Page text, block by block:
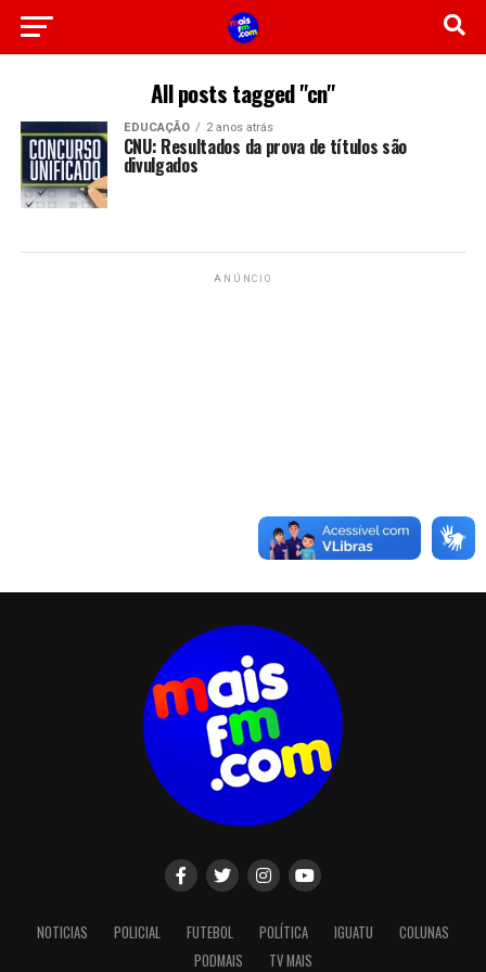
All posts tagged "cn"
EDUCAÇÃO 2 anos atrás
CNU: Resultados da prova de títulos são
divulgados
ANÚNCIO
NOTICIAS POLICIAL FUTEBOL POLÍTICA IGUATU
COLUNAS
PODMAIS
TV MAIS